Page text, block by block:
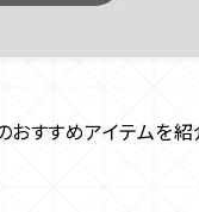
おすすめアイテムを